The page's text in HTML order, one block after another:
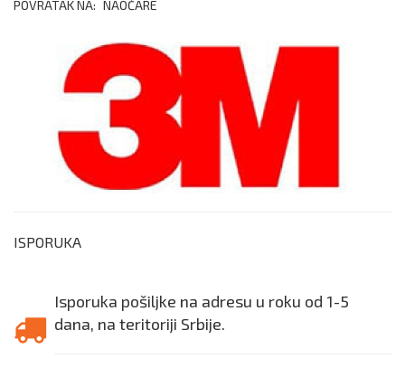
POVRATAK NA: NAOČARE
ISPORUKA
Isporuka pošiljke na adresu u roku od 1-5
dana, na teritoriji Srbije.